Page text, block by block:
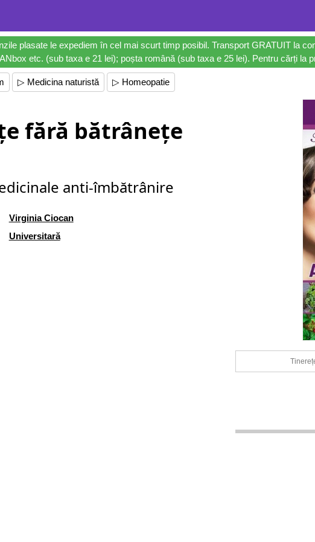
plasate le expediem în cel mai scurt timp posibil. Transport GRATUIT la
etc. (sub taxa e 21 lei); poșta română (sub taxa e 25 lei). Pentru cărți la
▷ Medicina naturistă ▷ Homeopatie
fără bătrânețe
anti-îmbătrânire
Virginia Ciocan
Universitară